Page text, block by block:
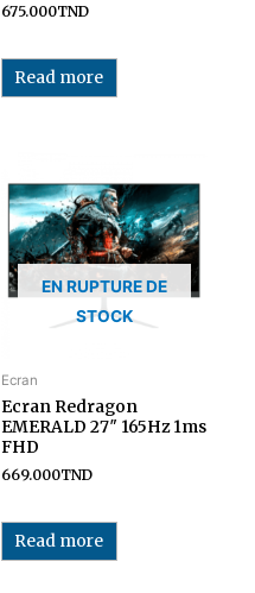
675.000TND
Read more
EN RUPTURE DE
STOCK
Ecran
Ecran Redragon
EMERALD 27″ 165Hz 1ms
FHD
669.000TND
Read more